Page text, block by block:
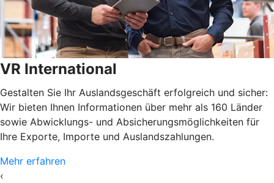
VR International
Gestalten Sie Ihr Auslandsgeschäft erfolgreich und sicher:
Wir bieten Ihnen Informationen über mehr als 160 Länder
sowie Abwicklungs- und Absicherungsmöglichkeiten für
Ihre Exporte, Importe und Auslandszahlungen.
Mehr erfahren
‹